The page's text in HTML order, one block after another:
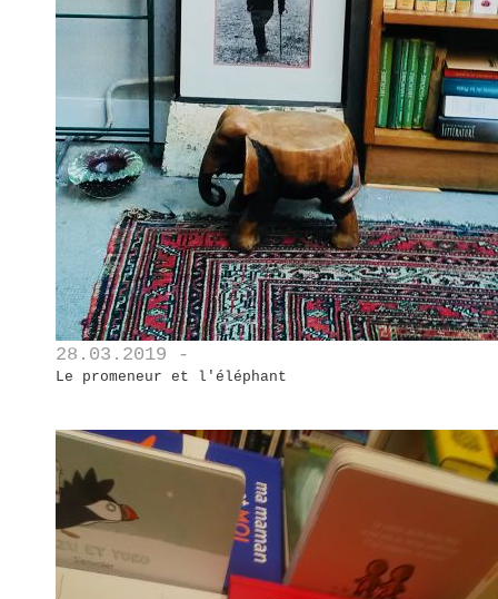
28.03.2019 -
Le promeneur et l'éléphant